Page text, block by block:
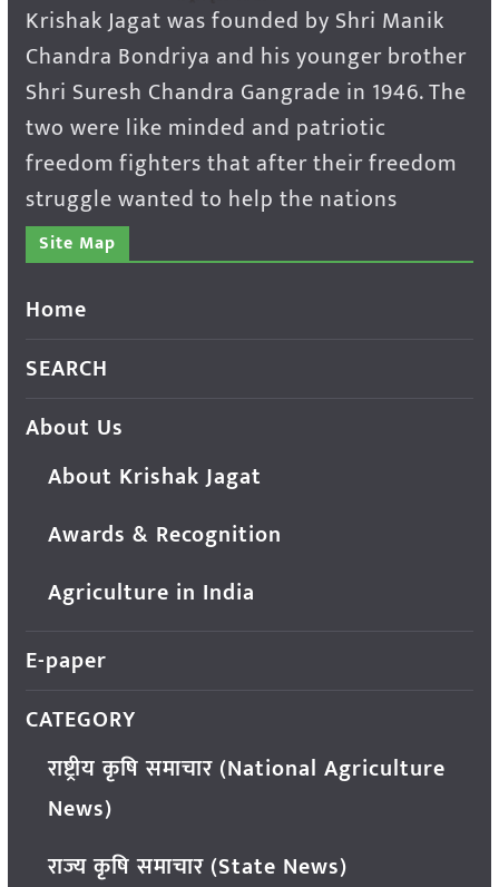
Krishak Jagat was founded by Shri Manik
Chandra Bondriya and his younger brother
Shri Suresh Chandra Gangrade in 1946. The
two were like minded and patriotic
freedom fighters that after their freedom
struggle wanted to help the nations
Site Map
Home
SEARCH
About Us
About Krishak Jagat
Awards & Recognition
Agriculture in India
E-paper
CATEGORY
राष्ट्रीय कृषि समाचार (National Agriculture
News)
राज्य कृषि समाचार (State News)